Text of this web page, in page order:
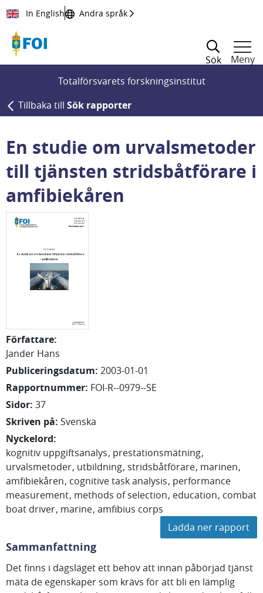
Till innehållet
In English Andra språk
Sök
Meny
Totalförsvarets forskningsinstitut
Tillbaka till Sök rapporter
En studie om urvalsmetoder
till tjänsten stridsbåtförare i
amfibiekåren
Författare:
Jander Hans
Publiceringsdatum: 2003-01-01
Rapportnummer: FOI-R--0979--SE
Sidor: 37
Skriven på: Svenska
Nyckelord:
kognitiv uppgiftsanalys prestationsmätning
urvalsmetoder utbildning stridsbåtförare marinen
amfibiekåren cognitive task analysis performance
measurement methods of selection education combat
boat driver marine amfibius corps
Ladda ner rapport
Sammanfattning
Det finns i dagsläget ett behov att innan påbörjad tjänst
mäta de egenskaper som krävs för att bli en lämplig